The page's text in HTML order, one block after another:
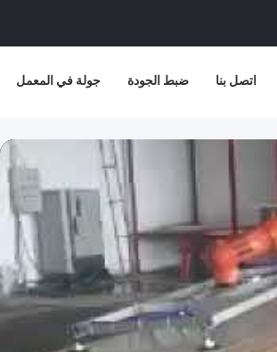
جولة في المعمل ضبط الجودة اتصل بنا